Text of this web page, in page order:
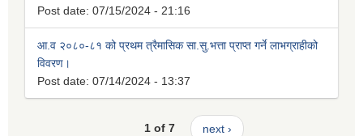
Post date: 07/15/2024 - 21:16
आ.व २०८०-८१ को प्रथम त्रैमासिक सा.सु.भत्ता प्राप्त गर्ने लाभग्राहीको
विवरण।
Post date: 07/14/2024 - 13:37
1 of 7 next ›